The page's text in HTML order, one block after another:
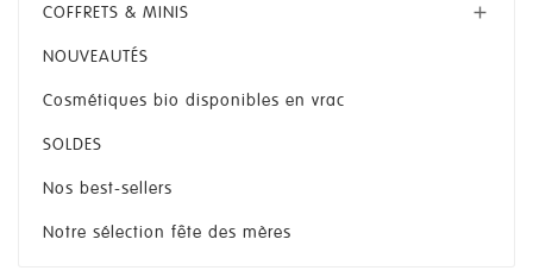
COFFRETS & MINIS 
NOUVEAUTÉS
Cosmétiques bio disponibles en vrac
SOLDES
Nos best-sellers
Notre sélection fête des mères